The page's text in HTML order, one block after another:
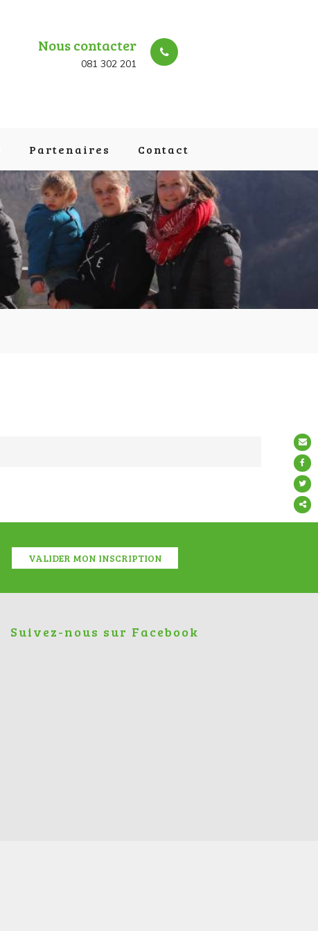
Nous contacter
081 302 201
Partenaires Contact
Suivez-nous sur Facebook